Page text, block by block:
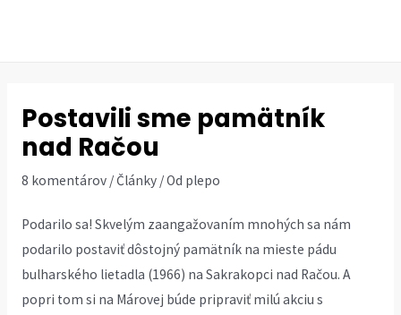
Postavili sme pamätník
nad Račou
8 komentárov /Články/ Od plepo
Podarilo sa! Skvelým zaangažovaním mnohých sa nám
podarilo postaviť dôstojný pamätník na mieste pádu
bulharského lietadla (1966) na Sakrakopci nad Račou. A
popri tom si na Márovej búde pripraviť milú akciu s